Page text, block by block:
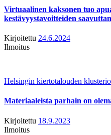
Virtuaalinen kaksonen tuo
kestävyystavoitteiden
Kirjoitettu 24.6.2024
Ilmoitus
Helsingin kiertotalouden
Materiaaleista parhain on
Kirjoitettu 18.9.2023
Ilmoitus